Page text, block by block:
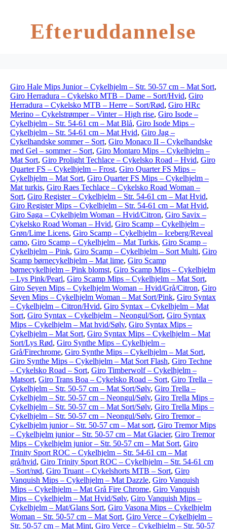
Efteruddannelse
Giro Hale Mips Junior – Cykelhjelm – Str. 50-57 cm – Mat Sort,
Giro Herradura – Cykelsko MTB – Dame – Sort/Hvid, Giro
Herradura – Cykelsko MTB – Herre – Sort/Rød, Giro HRc
Merino – Cykelstrømper – Vinter – High rise, Giro Isode –
Cykelhjelm – Str. 54-61 cm – Mat Blå, Giro Isode Mips –
Cykelhjelm – Str. 54-61 cm – Mat Hvid, Giro Jag –
Cykelhandske sommer – Sort, Giro Monaco II – Cykelhandske
med Gel – sommer – Sort, Giro Montaro Mips – Cykelhjelm –
Mat Sort, Giro Prolight Techlace – Cykelsko Road – Hvid, Giro
Quarter FS – Cykelhjelm – Frost, Giro Quarter FS Mips –
Cykelhjelm – Mat Sort, Giro Quarter FS Mips – Cykelhjelm –
Mat turkis, Giro Raes Techlace – Cykelsko Road Woman –
Sort, Giro Register – Cykelhjelm – Str. 54-61 cm – Mat Hvid,
Giro Register Mips – Cykelhjelm – Str. 54-61 cm – Mat Hvid,
Giro Saga – Cykelhjelm Woman – Hvid/Citron, Giro Savix –
Cykelsko Road Woman – Hvid, Giro Scamp – Cykelhjelm –
Grøn/Lime Licens, Giro Scamp – Cykelhjelm – Iceberg/Reveal
camo, Giro Scamp – Cykelhjelm – Mat Turkis, Giro Scamp –
Cykelhjelm – Pink, Giro Scamp – Cykelhjelm – Sort Multi, Giro
Scamp børnecykelhjelm – Mat lime, Giro Scamp
børnecykelhjelm – Pink blomst, Giro Scamp Mips – Cykelhjelm
– Lys Pink/Pearl, Giro Scamp Mips – Cykelhjelm – Mat Sort,
Giro Seyen Mips – Cykelhjelm Woman – Hvid/Grå/Citron, Giro
Seyen Mips – Cykelhjelm Woman – Mat Sort/Pink, Giro Syntax
– Cykelhjelm – Citron/Hvid, Giro Syntax – Cykelhjelm – Mat
Sort, Giro Syntax – Cykelhjelm – Neongul/Sort, Giro Syntax
Mips – Cykelhjelm – Mat hvid/Sølv, Giro Syntax Mips –
Cykelhjelm – Mat Sort, Giro Syntax Mips – Cykelhjelm – Mat
Sort/Lys Rød, Giro Synthe Mips – Cykelhjelm –
Grå/Firechrome, Giro Synthe Mips – Cykelhjelm – Mat Sort,
Giro Synthe Mips – Cykelhjelm – Mat Sort Flash, Giro Techne
– Cykelsko Road – Sort, Giro Timberwolf – Cykelhjelm –
Matsort, Giro Trans Boa – Cykelsko Road – Sort, Giro Trella –
Cykelhjelm – Str. 50-57 cm – Mat Sort/Sølv, Giro Trella –
Cykelhjelm – Str. 50-57 cm – Neongul/Sølv, Giro Trella Mips –
Cykelhjelm – Str. 50-57 cm – Mat Sort/Sølv, Giro Trella Mips –
Cykelhjelm – Str. 50-57 cm – Neongul/Sølv, Giro Tremor –
Cykelhjelm junior – Str. 50-57 cm – Mat sort, Giro Tremor Mips
– Cykelhjelm junior – Str. 50-57 cm – Mat Glacier, Giro Tremor
Mips – Cykelhjelm junior – Str. 50-57 cm – Mat Sort, Giro
Trinity Sport ROC – Cykelhjelm – Str. 54-61 cm – Mat
grå/hvid, Giro Trinity Sport ROC – Cykelhjelm – Str. 54-61 cm
– Sort/rød, Giro Truant – Cykelshorts MTB – Sort, Giro
Vanquish Mips – Cykelhjelm – Mat Dazzle, Giro Vanquish
Mips – Cykelhjelm – Mat Grå Fire Chrome, Giro Vanquish
Mips – Cykelhjelm – Mat Hvid/Sølv, Giro Vanquish Mips –
Cykelhjelm – Mat/Glans Sort, Giro Vasona Mips – Cykelhjelm
Woman – Str. 50-57 cm – Mat Sort, Giro Verce – Cykelhjelm –
Str. 50-57 cm – Mat Mint, Giro Verce – Cykelhjelm – Str. 50-57